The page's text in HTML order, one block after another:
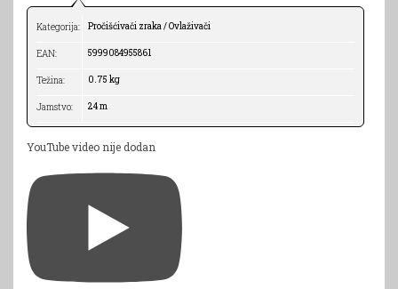
Kategorija: Pročišćivači zraka / Ovlaživači
EAN: 5999084955861
Težina: 0.75 kg
Jamstvo: 24 m
YouTube video nije dodan